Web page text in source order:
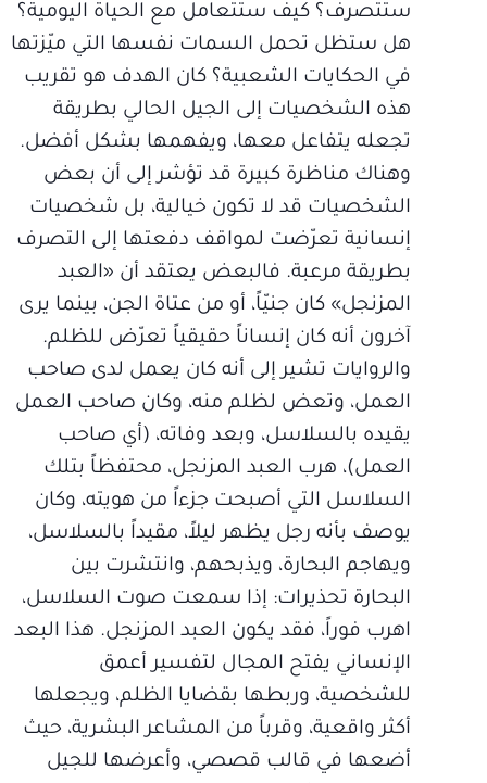
ستتصرف؟ كيف ستتعامل مع الحياة اليومية؟
هل ستظل تحمل السمات نفسها التي ميّزتها
في الحكايات الشعبية؟ كان الهدف هو تقريب
هذه الشخصيات إلى الجيل الحالي بطريقة
تجعله يتفاعل معها، ويفهمها بشكل أفضل.
وهناك مناظرة كبيرة قد تؤشر إلى أن بعض
الشخصيات قد لا تكون خيالية، بل شخصيات
إنسانية تعرّضت لمواقف دفعتها إلى التصرف
بطريقة مرعبة. فالبعض يعتقد أن «العبد
المزنجل» كان جنيّاً، أو من عتاة الجن، بينما يرى
آخرون أنه كان إنساناً حقيقياً تعرّض للظلم.
والروايات تشير إلى أنه كان يعمل لدى صاحب
العمل، وتعض لظلم منه، وكان صاحب العمل
يقيده بالسلاسل، وبعد وفاته، (أي صاحب
العمل)، هرب العبد المزنجل، محتفظاً بتلك
السلاسل التي أصبحت جزءاً من هويته، وكان
يوصف بأنه رجل يظهر ليلاً، مقيداً بالسلاسل،
ويهاجم البحارة، ويذبحهم، وانتشرت بين
البحارة تحذيرات: إذا سمعت صوت السلاسل،
اهرب فوراً، فقد يكون العبد المزنجل. هذا البعد
الإنساني يفتح المجال لتفسير أعمق
للشخصية، وربطها بقضايا الظلم، ويجعلها
أكثر واقعية، وقرباً من المشاعر البشرية، حيث
أضعها في قالب قصصي، وأعرضها للجيل